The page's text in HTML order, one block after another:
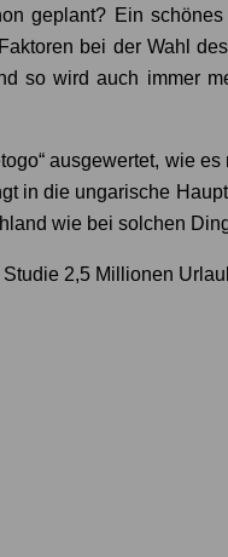
geplant? Ein
bei der Wahl
so wird auch immer
ausgewertet, wie
in die ungarische
wie bei solchen
2,5 Millionen